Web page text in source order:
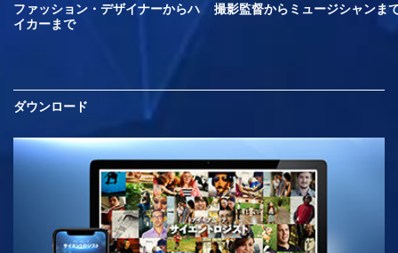
ファッション・デザイナーからハ
イカーまで
撮影監督からミュージシャンま
ダウンロード